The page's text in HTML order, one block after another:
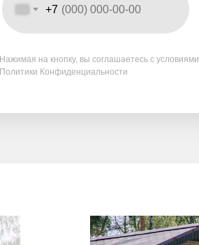
+7
Нажимая на кнопку, вы соглашаетесь с
Политики Конфиденциальности